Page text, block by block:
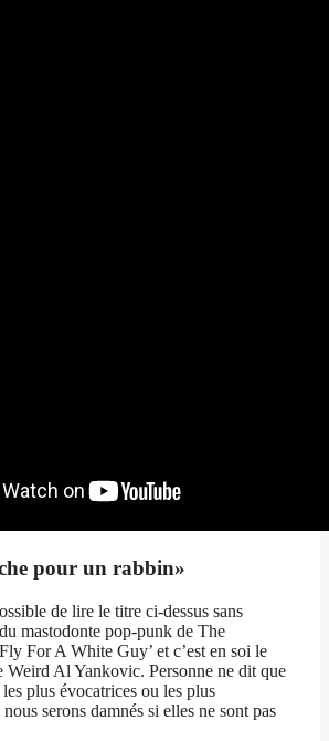
pour un rabbin»
de lire le titre ci-dessus sans
mastodonte pop-punk de The
For A White Guy’ et c’est en soi le
Weird Al Yankovic. Personne ne dit que
les plus évocatrices ou les plus
serons damnés si elles ne sont pas